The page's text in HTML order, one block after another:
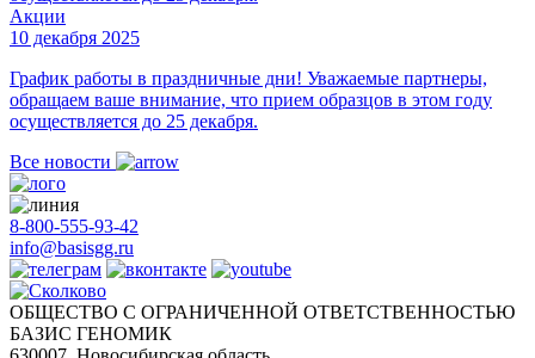
Акции
10 декабря 2025
График работы в праздничные дни! Уважаемые партнеры,
обращаем ваше внимание, что прием образцов в этом году
осуществляется до 25 декабря.
Все новости
8-800-555-93-42
info@basisgg.ru
ОБЩЕСТВО С ОГРАНИЧЕННОЙ ОТВЕТСТВЕННОСТЬЮ
БАЗИС ГЕНОМИК